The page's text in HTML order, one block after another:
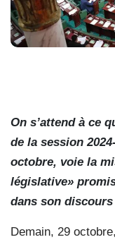
On s’attend à ce
de la session
octobre, voie la
législative»
dans son discours
Demain, 29